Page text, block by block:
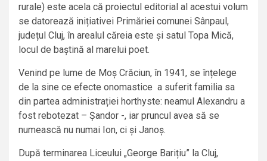
rurale) este acela că proiectul editorial al acestui volum
se datorează inițiativei Primăriei comunei Sânpaul,
județul Cluj, în arealul căreia este și satul Topa Mică,
locul de baștină al marelui poet.
Venind pe lume de Moș Crăciun, în 1941, se înțelege
de la sine ce efecte onomastice a suferit familia sa
din partea administrației horthyste: neamul Alexandru a
fost rebotezat – Șandor -, iar pruncul avea să se
numească nu numai Ion, ci și Janoș.
După terminarea Liceului „George Barițiu” la Cluj,